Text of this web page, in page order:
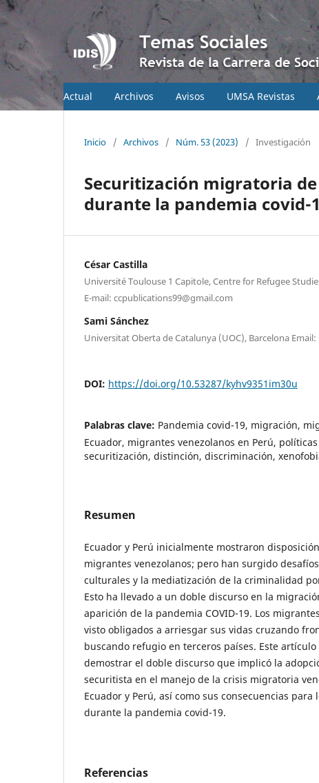
Actual Archivos Avisos UMSA Revistas
Inicio / Archivos / Núm. 53 (2023) / Investigación
Securitización migratoria
durante la pandemia covid-
César Castilla
Université Toulouse 1 Capitole, Centre for Refugee
E-mail: ccpublications99@gmail.com
Sami Sánchez
Universitat Oberta de Catalunya (UOC), Barcelona
DOI: https://doi.org/10.53287/kyhv9351im30u
Palabras clave: Pandemia covid-19, migración,
Ecuador, migrantes venezolanos en Perú,
securitización, distinción, discriminación,
Resumen
Ecuador y Perú inicialmente mostraron
migrantes venezolanos; pero han surgido
culturales y la mediatización de la criminalidad
Esto ha llevado a un doble discurso en la
aparición de la pandemia COVID-19. Los
visto obligados a arriesgar sus vidas cruzando
buscando refugio en terceros países. Este artículo
demostrar el doble discurso que implicó la
securitista en el manejo de la crisis migratoria
Ecuador y Perú, así como sus consecuencias para
durante la pandemia covid-19.
Referencias